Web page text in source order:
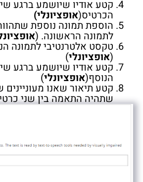
קטע אודיו שיושמע ברגע
הכרטיס(אופציונלי)
הוספת תמונה נוספת
לתמונה הראשונה. (
טקסט אלטרנטיבי לתמונה
אופציונלי)
קטע אודיו שיושמע ברגע
הנוסף(אופציונלי)
קטע תיאור שאנו מעוניינים
שתהיה התאמה בין שני